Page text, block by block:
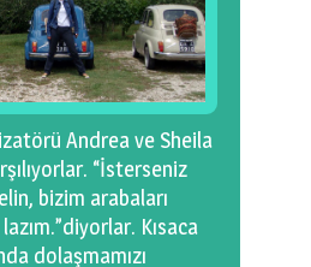
Andrea ve Sheila
“İsterseniz
bizim arabaları
Kısaca
dolaşmamızı